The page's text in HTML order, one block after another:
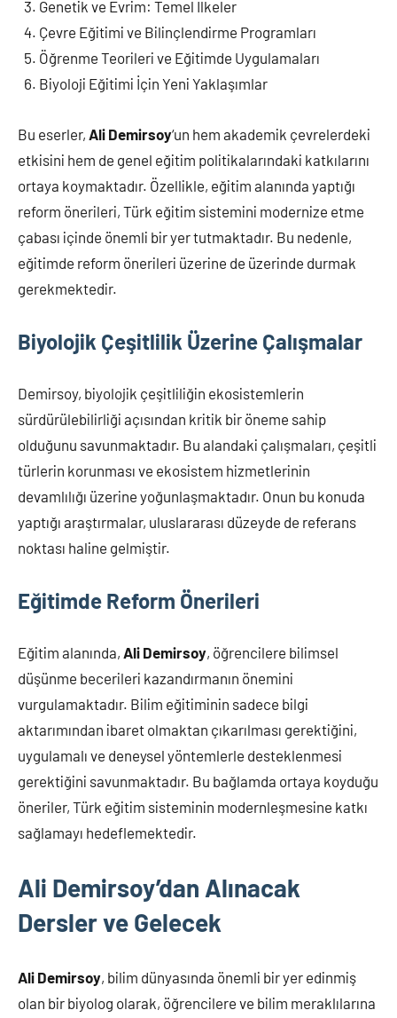
Genetik ve Evrim: Temel İlkeler
Çevre Eğitimi ve Bilinçlendirme Programları
Öğrenme Teorileri ve Eğitimde Uygulamaları
Biyoloji Eğitimi İçin Yeni Yaklaşımlar
Bu eserler, Ali Demirsoy‘un hem akademik çevrelerdeki
etkisini hem de genel eğitim politikalarındaki katkılarını
ortaya koymaktadır. Özellikle, eğitim alanında yaptığı
reform önerileri, Türk eğitim sistemini modernize etme
çabası içinde önemli bir yer tutmaktadır. Bu nedenle,
eğitimde reform önerileri üzerine de üzerinde durmak
gerekmektedir.
Biyolojik Çeşitlilik Üzerine Çalışmalar
Demirsoy, biyolojik çeşitliliğin ekosistemlerin
sürdürülebilirliği açısından kritik bir öneme sahip
olduğunu savunmaktadır. Bu alandaki çalışmaları, çeşitli
türlerin korunması ve ekosistem hizmetlerinin
devamlılığı üzerine yoğunlaşmaktadır. Onun bu konuda
yaptığı araştırmalar, uluslararası düzeyde de referans
noktası haline gelmiştir.
Eğitimde Reform Önerileri
Eğitim alanında, Ali Demirsoy, öğrencilere bilimsel
düşünme becerileri kazandırmanın önemini
vurgulamaktadır. Bilim eğitiminin sadece bilgi
aktarımından ibaret olmaktan çıkarılması gerektiğini,
uygulamalı ve deneysel yöntemlerle desteklenmesi
gerektiğini savunmaktadır. Bu bağlamda ortaya koyduğu
öneriler, Türk eğitim sisteminin modernleşmesine katkı
sağlamayı hedeflemektedir.
Ali Demirsoy’dan Alınacak
Dersler ve Gelecek
Ali Demirsoy, bilim dünyasında önemli bir yer edinmiş
olan bir biyolog olarak, öğrencilere ve bilim meraklılarına